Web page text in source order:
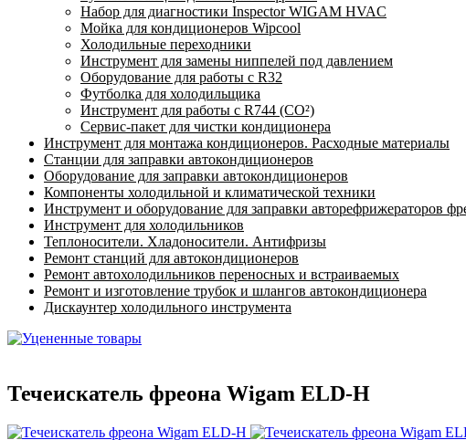
Набор для диагностики Inspector WIGAM HVAC
Мойка для кондиционеров Wipcool
Холодильные переходники
Инструмент для замены ниппелей под давлением
Оборудование для работы с R32
Футболка для холодильщика
Инструмент для работы с R744 (CO²)
Сервис-пакет для чистки кондиционера
Инструмент для монтажа кондиционеров. Расходные материалы
Станции для заправки автокондиционеров
Оборудование для заправки автокондиционеров
Компоненты холодильной и климатической техники
Инструмент и оборудование для заправки авторефрижераторов
Инструмент для холодильников
Теплоносители. Хладоносители. Антифризы
Ремонт станций для автокондиционеров
Ремонт автохолодильников переносных и встраиваемых
Ремонт и изготовление трубок и шлангов автокондиционера
Дискаунтер холодильного инструмента
Течеискатель фреона Wigam ELD-H